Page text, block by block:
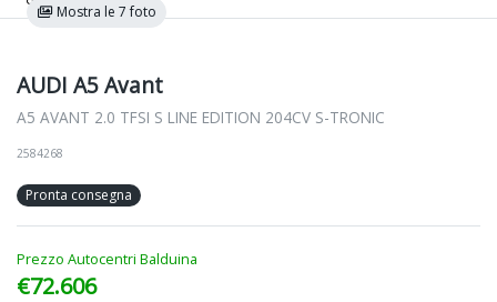
Mostra le 7 foto
AUDI A5 Avant
A5 AVANT 2.0 TFSI S LINE EDITION 204CV S-TRONIC
2584268
Pronta consegna
Prezzo Autocentri Balduina
€72.606